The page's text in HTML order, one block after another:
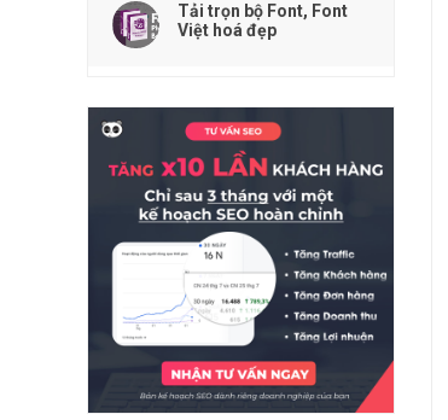
Tải trọn bộ Font, Font
Việt hoá đẹp